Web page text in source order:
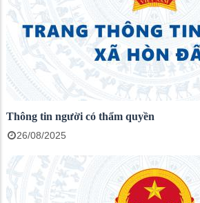
Thông tin người có thẩm quyền
26/08/2025